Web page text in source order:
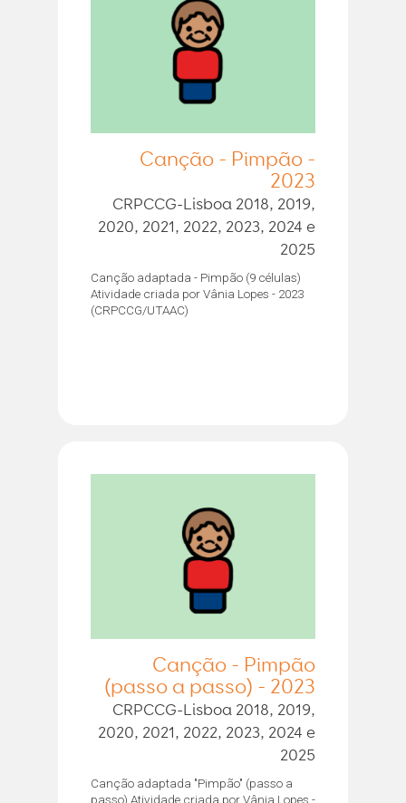
Canção - Pimpão -
2023
CRPCCG-Lisboa 2018, 2019,
2020, 2021, 2022, 2023, 2024 e
2025
Canção adaptada - Pimpão (9 células)
Atividade criada por Vânia Lopes - 2023
(CRPCCG/UTAAC)
Canção - Pimpão
(passo a passo) - 2023
CRPCCG-Lisboa 2018, 2019,
2020, 2021, 2022, 2023, 2024 e
2025
Canção adaptada "Pimpão" (passo a
passo) Atividade criada por Vânia Lopes -